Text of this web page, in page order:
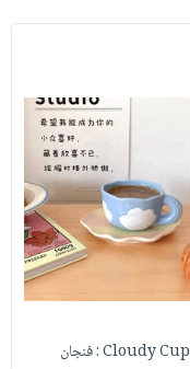
Cloudy Cup : فنجان